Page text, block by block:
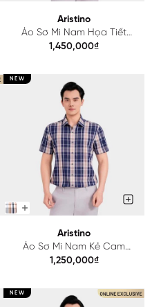
Aristino
Áo Sơ Mi Nam Họa Tiết
Aristino ASS617EDP01
1,450,000₫
NEW
Aristino
Áo Sơ Mi Nam Kẻ Cam
Aristino ASS566SAH2
1,250,000₫
NEW